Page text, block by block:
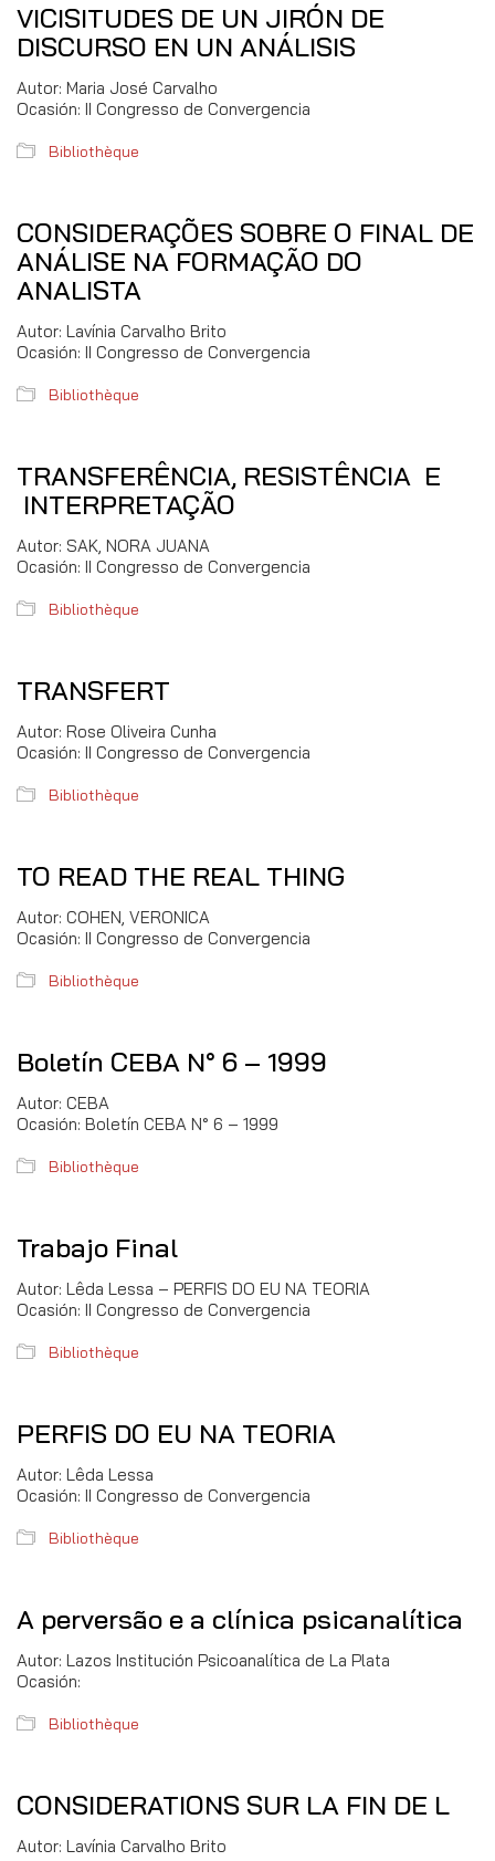
VICISITUDES DE UN JIRÓN DE
DISCURSO EN UN ANÁLISIS
Autor: Maria José Carvalho
Ocasión: II Congresso de Convergencia
Bibliothèque
CONSIDERAÇÕES SOBRE O FINAL DE
ANÁLISE NA FORMAÇÃO DO
ANALISTA
Autor: Lavínia Carvalho Brito
Ocasión: II Congresso de Convergencia
Bibliothèque
TRANSFERÊNCIA, RESISTÊNCIA E
INTERPRETAÇÃO
Autor: SAK, NORA JUANA
Ocasión: II Congresso de Convergencia
Bibliothèque
TRANSFERT
Autor: Rose Oliveira Cunha
Ocasión: II Congresso de Convergencia
Bibliothèque
TO READ THE REAL THING
Autor: COHEN, VERONICA
Ocasión: II Congresso de Convergencia
Bibliothèque
Boletín CEBA N° 6 – 1999
Autor: CEBA
Ocasión: Boletín CEBA N° 6 – 1999
Bibliothèque
Trabajo Final
Autor: Lêda Lessa – PERFIS DO EU NA TEORIA
Ocasión: II Congresso de Convergencia
Bibliothèque
PERFIS DO EU NA TEORIA
Autor: Lêda Lessa
Ocasión: II Congresso de Convergencia
Bibliothèque
A perversão e a clínica psicanalítica
Autor: Lazos Institución Psicoanalítica de La Plata
Ocasión:
Bibliothèque
CONSIDERATIONS SUR LA FIN DE L
Autor: Lavínia Carvalho Brito